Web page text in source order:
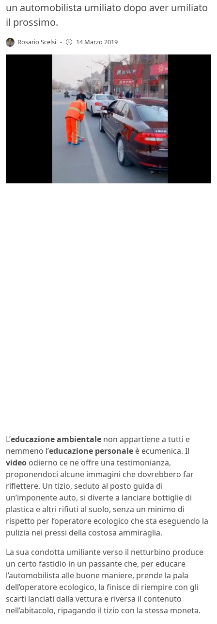
un automobilista umiliato dopo aver umiliato
il prossimo.
Rosario Scelsi - 14 Marzo 2019
L’educazione ambientale non appartiene a tutti e
nemmeno l’educazione personale è ecumenica. Il
video odierno ce ne offre una testimonianza,
proponendoci alcune immagini che dovrebbero far
riflettere. Un tizio, seduto al posto guida di
un’imponente auto, si diverte a lanciare bottiglie di
plastica e altri rifiuti al suolo, senza un minimo di
rispetto per l’operatore ecologico che sta eseguendo la
pulizia nei pressi della costosa ammiraglia.
La sua condotta umiliante verso il netturbino produce
un certo fastidio in un passante che, per educare
l’automobilista alle buone maniere, prende la pala
dell’operatore ecologico, la finisce di riempire con gli
scarti lanciati dalla vettura e riversa il contenuto
nell’abitacolo, ripagando il tizio con la stessa moneta.